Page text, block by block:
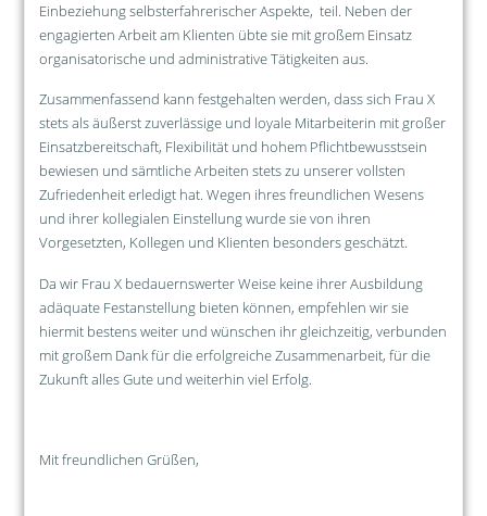
Einbeziehung selbsterfahrerischer Aspekte, teil. Neben der
engagierten Arbeit am Klienten übte sie mit großem Einsatz
organisatorische und administrative Tätigkeiten aus.
Zusammenfassend kann festgehalten werden, dass sich Frau X
stets als äußerst zuverlässige und loyale Mitarbeiterin mit großer
Einsatzbereitschaft, Flexibilität und hohem Pflichtbewusstsein
bewiesen und sämtliche Arbeiten stets zu unserer vollsten
Zufriedenheit erledigt hat. Wegen ihres freundlichen Wesens
und ihrer kollegialen Einstellung wurde sie von ihren
Vorgesetzten, Kollegen und Klienten besonders geschätzt.
Da wir Frau X bedauernswerter Weise keine ihrer Ausbildung
adäquate Festanstellung bieten können, empfehlen wir sie
hiermit bestens weiter und wünschen ihr gleichzeitig, verbunden
mit großem Dank für die erfolgreiche Zusammenarbeit, für die
Zukunft alles Gute und weiterhin viel Erfolg.
Mit freundlichen Grüßen,